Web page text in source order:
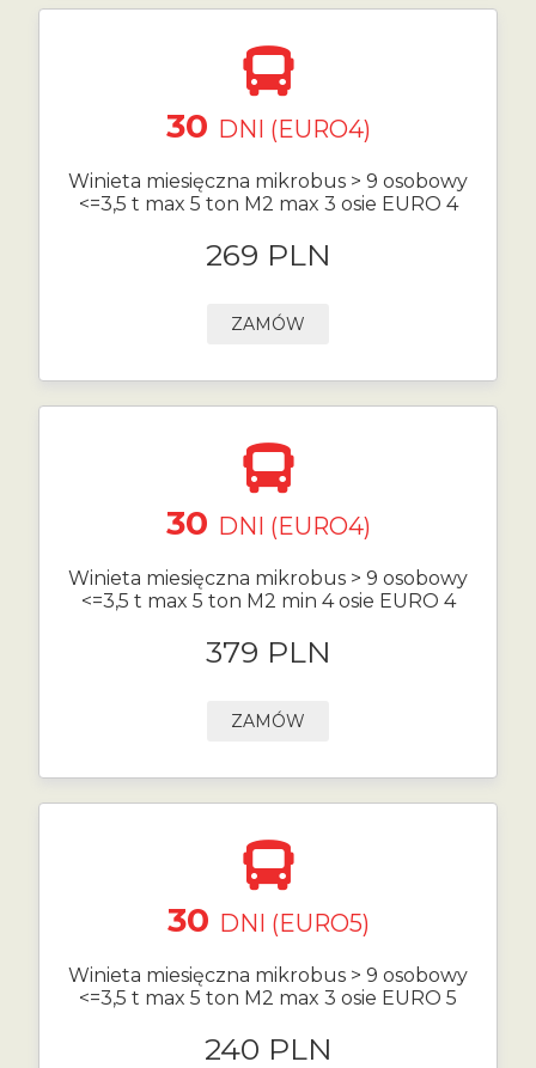
30 DNI (EURO4)
Winieta miesięczna mikrobus > 9 osobowy
<=3,5 t max 5 ton M2 max 3 osie EURO 4
269 PLN
ZAMÓW
30 DNI (EURO4)
Winieta miesięczna mikrobus > 9 osobowy
<=3,5 t max 5 ton M2 min 4 osie EURO 4
379 PLN
ZAMÓW
30 DNI (EURO5)
Winieta miesięczna mikrobus > 9 osobowy
<=3,5 t max 5 ton M2 max 3 osie EURO 5
240 PLN